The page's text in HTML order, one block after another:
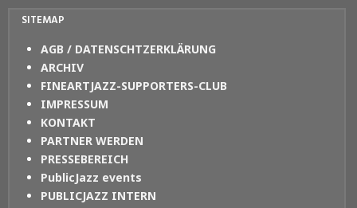
SITEMAP
AGB / DATENSCHTZERKLÄRUNG
ARCHIV
FINEARTJAZZ-SUPPORTERS-CLUB
IMPRESSUM
KONTAKT
PARTNER WERDEN
PRESSEBEREICH
PublicJazz events
PUBLICJAZZ INTERN